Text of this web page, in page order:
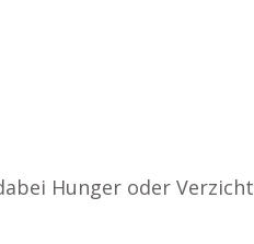
Hunger oder Verzicht